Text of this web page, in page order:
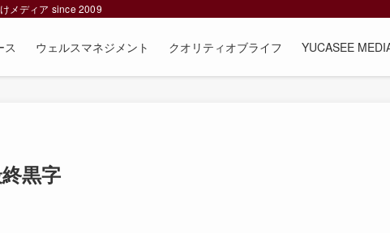
メディア since 2009
ス ウェルスマネジメント クオリティオブライフ YUCASEE
黒字